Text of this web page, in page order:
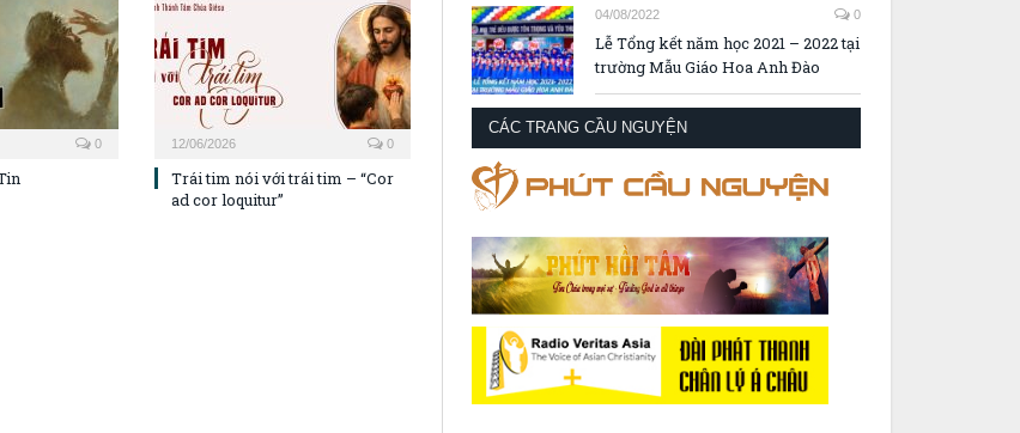
0 12/06/2026 0
Trái tim nói với trái tim – “Cor
ad cor loquitur”
04/08/2022 0
Lễ Tổng kết năm học 2021 – 2022 tại
trường Mẫu Giáo Hoa Anh Đào
CÁC TRANG CẦU NGUYỆN